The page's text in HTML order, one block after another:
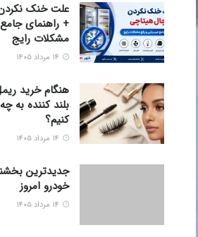
علت خنک
+ راهنمای
مشکلات رایج
هنگام خرید
بلند کننده به
کنیم؟
جدیدترین
خودرو امروز